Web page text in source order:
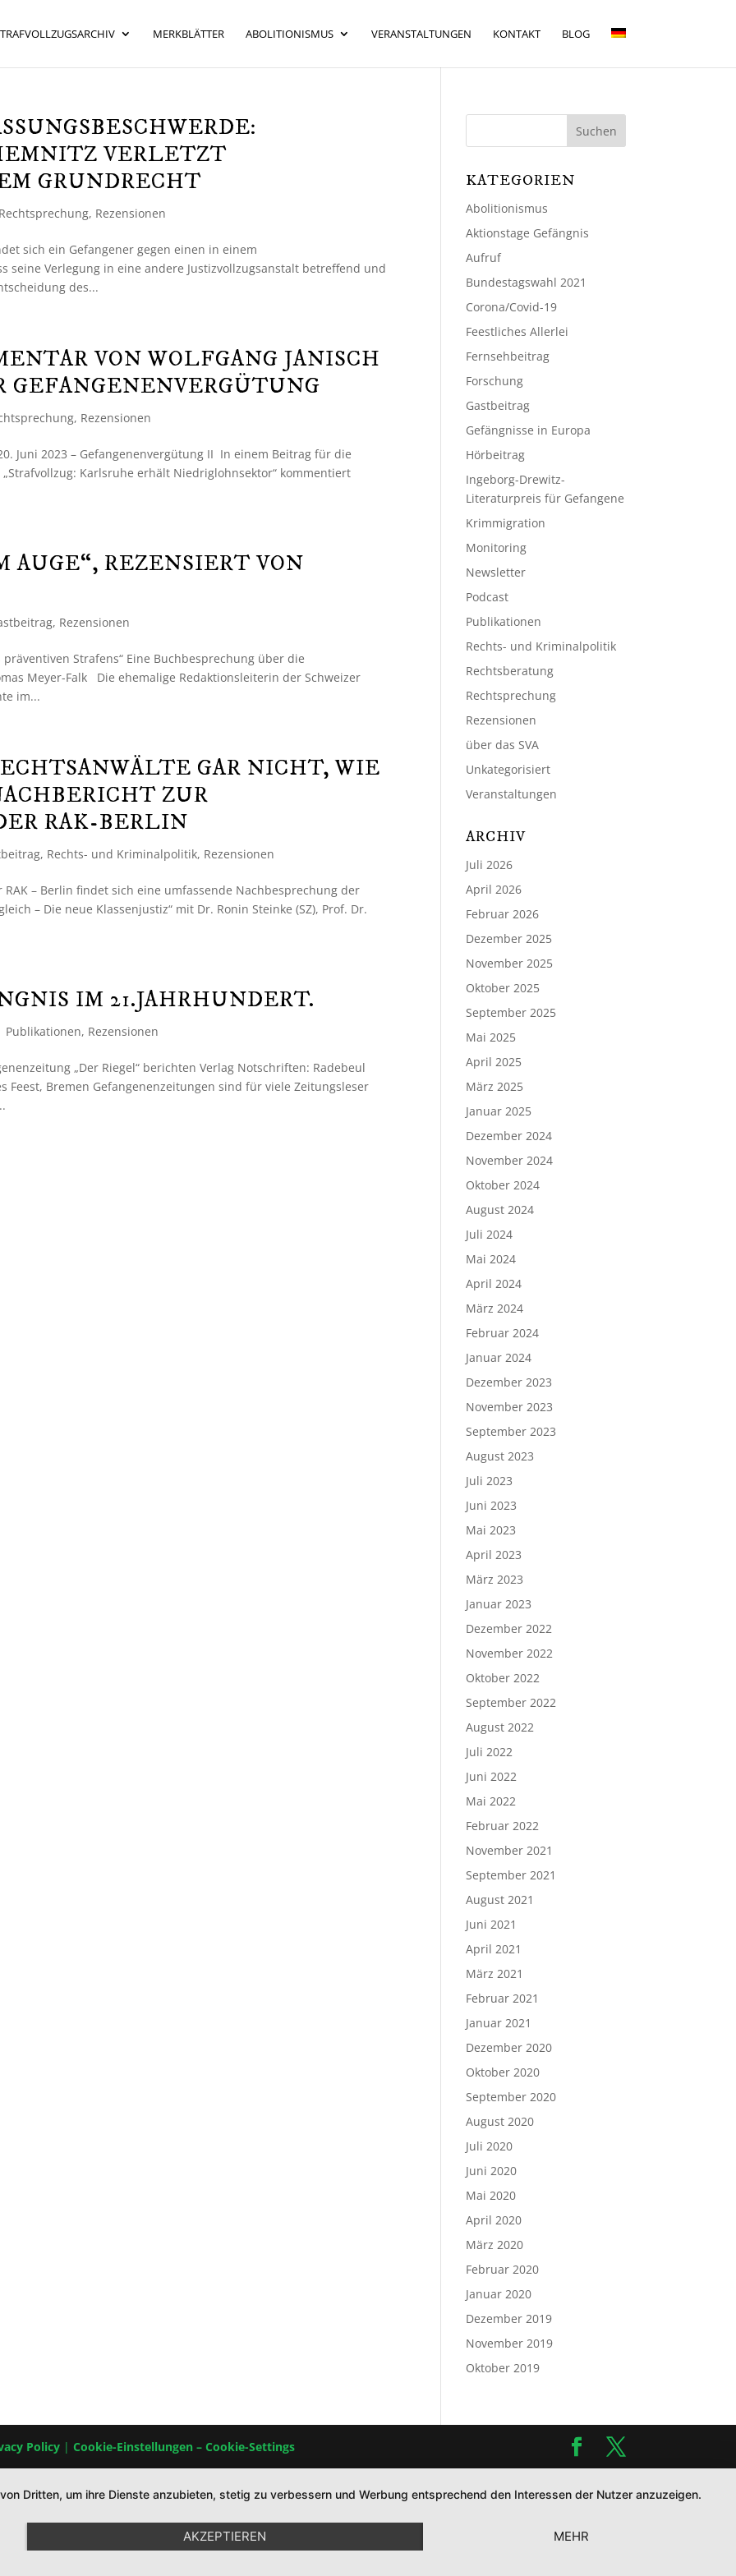
MERKBLÄTTER ABOLITIONISMUS VERANSTALTUNGEN KONTAKT BLOG
VERLETZT
GRUNDRECHT
Rechtsprechung, Rezensionen
sich ein Gefangener gegen einen in einem
seine Verlegung in eine andere Justizvollzugsanstalt betreffend und
des...
VON WOLFGANG JANISCH
, Rezensionen
Juni 2023 – Gefangenenvergütung II In einem Beitrag für die
Karlsruhe erhält Niedriglohnsektor“ kommentiert
AUGE“, REZENSIERT VON
, Rezensionen
präventiven Strafens“ Eine Buchbesprechung über die
Meyer-Falk Die ehemalige Redaktionsleiterin der Schweizer
im...
GAR NICHT, WIE
ZUR
RAK-BERLIN
, Rechts- und Kriminalpolitik, Rezensionen
– Berlin findet sich eine umfassende Nachbesprechung der
– Die neue Klassenjustiz“ mit Dr. Ronin Steinke (SZ), Prof. Dr.
IM 21.JAHRHUNDERT.
Publikationen, Rezensionen
„Der Riegel“ berichten Verlag Notschriften: Radebeul
Feest, Bremen Gefangenenzeitungen sind für viele Zeitungsleser
KATEGORIEN
Abolitionismus
Aktionstage Gefängnis
Aufruf
Bundestagswahl 2021
Corona/Covid-19
Feestliches Allerlei
Fernsehbeitrag
Forschung
Gastbeitrag
Gefängnisse in Europa
Hörbeitrag
Ingeborg-Drewitz-
Literaturpreis für Gefangene
Krimmigration
Monitoring
Newsletter
Podcast
Publikationen
Rechts- und Kriminalpolitik
Rechtsberatung
Rechtsprechung
Rezensionen
über das SVA
Unkategorisiert
Veranstaltungen
ARCHIV
Juli 2026
April 2026
Februar 2026
Dezember 2025
November 2025
Oktober 2025
September 2025
Mai 2025
April 2025
März 2025
Januar 2025
Dezember 2024
November 2024
Oktober 2024
August 2024
Juli 2024
Mai 2024
April 2024
März 2024
Februar 2024
Januar 2024
Dezember 2023
November 2023
September 2023
August 2023
Juli 2023
Juni 2023
Mai 2023
April 2023
März 2023
Januar 2023
Dezember 2022
November 2022
Oktober 2022
September 2022
August 2022
Juli 2022
Juni 2022
Mai 2022
Februar 2022
November 2021
September 2021
August 2021
Juni 2021
April 2021
März 2021
Februar 2021
Januar 2021
Dezember 2020
Oktober 2020
September 2020
August 2020
Juli 2020
Juni 2020
Mai 2020
April 2020
März 2020
Februar 2020
Januar 2020
Dezember 2019
November 2019
Oktober 2019
Policy |Cookie-Einstellungen – Cookie-Settings
Dritten, um ihre Dienste anzubieten, stetig zu verbessern und Werbung entsprechend den Interessen der Nutzer anzuzeigen.
AKZEPTIEREN MEHR